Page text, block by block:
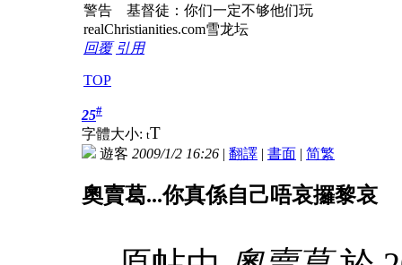
警告 基督徒：你们一定不够他们玩
realChristianities.com雪龙坛
回覆 引用
TOP
25#
字體大小: tT
遊客 2009/1/2 16:26 | 翻譯 | 書面 | 简繁
奧賣葛...你真係自己唔哀攞黎哀